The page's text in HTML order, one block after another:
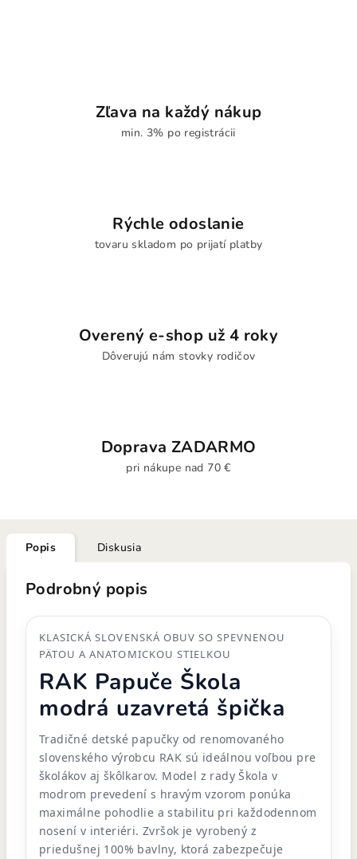
Zľava na každý nákup
min. 3% po registrácii
Rýchle odoslanie
tovaru skladom po prijatí platby
Overený e-shop už 4 roky
Dôverujú nám stovky rodičov
Doprava ZADARMO
pri nákupe nad 70 €
Popis Diskusia
Podrobný popis
KLASICKÁ SLOVENSKÁ OBUV SO SPEVNENOU
PÄTOU A ANATOMICKOU STIELKOU
RAK Papuče Škola
modrá uzavretá špička
Tradičné detské papučky od renomovaného
slovenského výrobcu RAK sú ideálnou voľbou pre
školákov aj škôlkarov. Model z rady Škola v
modrom prevedení s hravým vzorom ponúka
maximálne pohodlie a stabilitu pri každodennom
nosení v interiéri. Zvršok je vyrobený z
priedušnej 100% bavlny, ktorá zabezpečuje